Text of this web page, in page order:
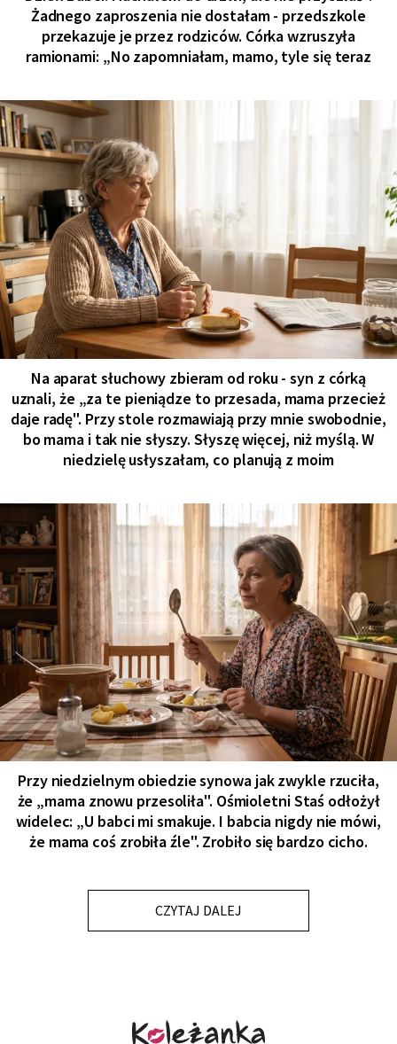
Żadnego zaproszenia nie dostałam - przedszkole
przekazuje je przez rodziców. Córka wzruszyła
ramionami: „No zapomniałam, mamo, tyle się teraz
Na aparat słuchowy zbieram od roku - syn z córką
uznali, że „za te pieniądze to przesada, mama przecież
daje radę". Przy stole rozmawiają przy mnie swobodnie,
bo mama i tak nie słyszy. Słyszę więcej, niż myślą. W
niedzielę usłyszałam, co planują z moim
Przy niedzielnym obiedzie synowa jak zwykle rzuciła,
że „mama znowu przesoliła". Ośmioletni Staś odłożył
widelec: „U babci mi smakuje. I babcia nigdy nie mówi,
że mama coś zrobiła źle". Zrobiło się bardzo cicho.
CZYTAJ DALEJ